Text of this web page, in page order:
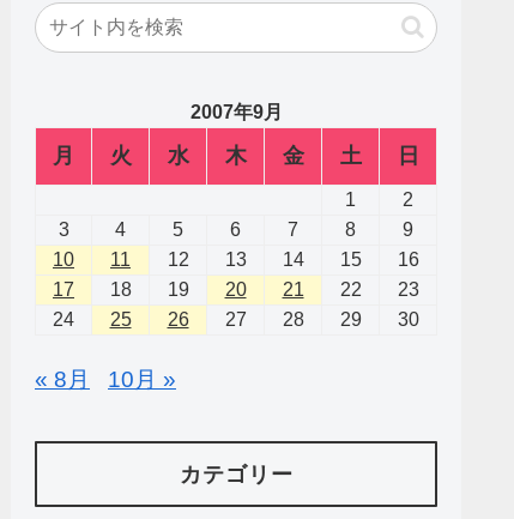
2007年9月
月 火 水 木 金 土 日
1
2
3
4 5 6 7 8
9
10
11 12 13 14 15
16
17
18 19 20 21 22
23
24
25 26 27 28 29 30
« 8月 10月 »
カテゴリー